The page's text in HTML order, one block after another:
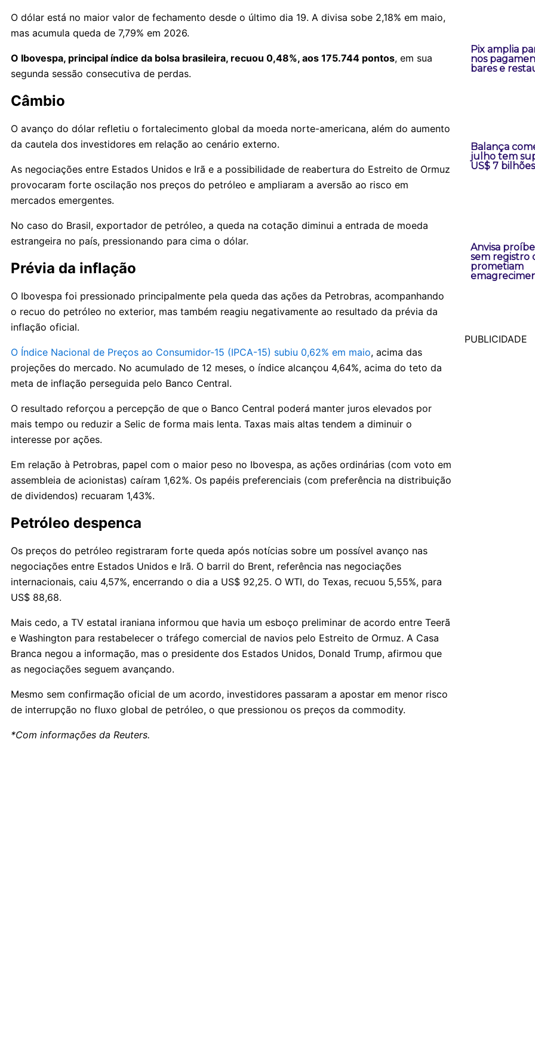
O dólar está no maior valor de fechamento desde o último dia 19. A divisa sobe 2,18% em maio,
mas acumula queda de 7,79% em 2026.
O Ibovespa, principal índice da bolsa brasileira, recuou 0,48%, aos 175.744 pontos, em sua
segunda sessão consecutiva de perdas.
Câmbio
O avanço do dólar refletiu o fortalecimento global da moeda norte-americana, além do aumento
da cautela dos investidores em relação ao cenário externo.
As negociações entre Estados Unidos e Irã e a possibilidade de reabertura do Estreito de Ormuz
provocaram forte oscilação nos preços do petróleo e ampliaram a aversão ao risco em
mercados emergentes.
No caso do Brasil, exportador de petróleo, a queda na cotação diminui a entrada de moeda
estrangeira no país, pressionando para cima o dólar.
Prévia da inflação
O Ibovespa foi pressionado principalmente pela queda das ações da Petrobras, acompanhando
o recuo do petróleo no exterior, mas também reagiu negativamente ao resultado da prévia da
inflação oficial.
O Índice Nacional de Preços ao Consumidor-15 (IPCA-15) subiu 0,62% em maio, acima das
projeções do mercado. No acumulado de 12 meses, o índice alcançou 4,64%, acima do teto da
meta de inflação perseguida pelo Banco Central.
O resultado reforçou a percepção de que o Banco Central poderá manter juros elevados por
mais tempo ou reduzir a Selic de forma mais lenta. Taxas mais altas tendem a diminuir o
interesse por ações.
Em relação à Petrobras, papel com o maior peso no Ibovespa, as ações ordinárias (com voto em
assembleia de acionistas) caíram 1,62%. Os papéis preferenciais (com preferência na distribuição
de dividendos) recuaram 1,43%.
Petróleo despenca
Os preços do petróleo registraram forte queda após notícias sobre um possível avanço nas
negociações entre Estados Unidos e Irã. O barril do Brent, referência nas negociações
internacionais, caiu 4,57%, encerrando o dia a US$ 92,25. O WTI, do Texas, recuou 5,55%, para
US$ 88,68.
Mais cedo, a TV estatal iraniana informou que havia um esboço preliminar de acordo entre Teerã
e Washington para restabelecer o tráfego comercial de navios pelo Estreito de Ormuz. A Casa
Branca negou a informação, mas o presidente dos Estados Unidos, Donald Trump, afirmou que
as negociações seguem avançando.
Mesmo sem confirmação oficial de um acordo, investidores passaram a apostar em menor risco
de interrupção no fluxo global de petróleo, o que pressionou os preços da commodity.
*Com informações da Reuters.
Pix amplia
nos
bares e
Balança
julho tem
US$ 7 bilhões
Anvisa
sem registro
prometiam
PUBLICIDADE